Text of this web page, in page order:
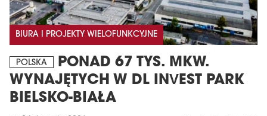
BIURA I PROJEKTY WIELOFUNKCYJNE
POLSKA
PONAD 67 TYS. MKW.
WYNAJĘTYCH W DL INVEST PARK
BIELSKO-BIAŁA